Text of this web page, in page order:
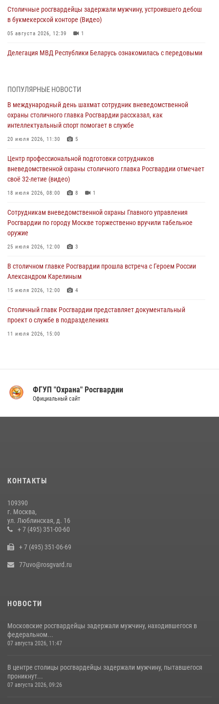
Столичные росгвардейцы задержали мужчину, устроившего дебош
в букмекерской конторе (Видео)
05 августа 2026, 12:39 1
Делегация МВД Республики Беларусь ознакомилась с передовыми
управления Росгвардии по городу Москве заняли первое место в
чемпионате столичного главка ведомства по самбо и боевому
самбо (ВИДЕО)
04 августа 2026, 14:00
В Москве росгвардейцы задержали подозреваемого в нападении
на охранника торгового центра (видео)
04 августа 2026, 08:00
находящегося в федеральном розыске (видео)
03 августа 2026, 12:00
Московские росгвардейцы пришли на помощь семье, у которой
ПОПУЛЯРНЫЕ НОВОСТИ
В международный день шахмат сотрудник вневедомственной
охраны столичного главка Росгвардии рассказал, как
интеллектуальный спорт помогает в службе
20 июля 2026, 11:30 5
Центр профессиональной подготовки сотрудников
вневедомственной охраны столичного главка Росгвардии отмечает
своё 32-летие (видео)
18 июля 2026, 08:00 8 1
Сотрудникам вневедомственной охраны Главного управления
Росгвардии по городу Москве торжественно вручили табельное
оружие
25 июля 2026, 12:00 3
В столичном главке Росгвардии прошла встреча с Героем России
Александром Карелиным
15 июля 2026, 12:00 4
Столичный главк Росгвардии представляет документальный
проект о службе в подразделениях
11 июля 2026, 15:00
В Управлении вневедомственной охраны Росгвардии подвели итоги
В центре столицы сотрудники Росгвардии задержали нарушителей
14 июля 2026, 08:00
В Москве сотрудники Росгвардии оказали помощь девушке,
17 июля 2026, 14:00
ФГУП "Охрана" Росгвардии
Официальный сайт
КОНТАКТЫ
109390
г. Москва,
ул. Люблинская, д. 16
+ 7 (495) 351-00-60
+ 7 (495) 351-06-69
77uvo@rosgvard.ru
НОВОСТИ
Московские росгвардейцы задержали мужчину, находившегося в
федеральном...
07 августа 2026, 11:47
В центре столицы росгвардейцы задержали мужчину, пытавшегося
проникнут...
07 августа 2026, 09:26